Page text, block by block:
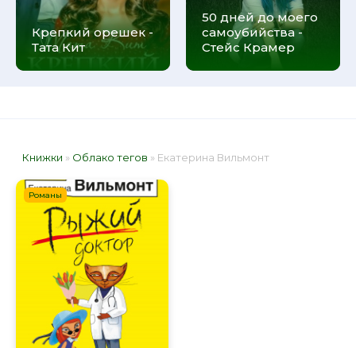
Крепкий орешек -
Тата Кит
50 дней до моего
самоубийства -
Стейс Крамер
Книжки » Облако тегов » Екатерина Вильмонт
Романы